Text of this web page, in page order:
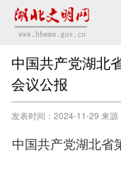
中国共产党湖北
会议公报
发表时间：2024-11-29 来源
中国共产党湖北省